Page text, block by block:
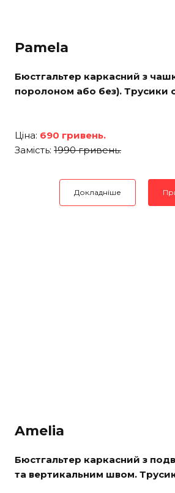
Pamela
Бюстгальтер каркасний з
поролоном або без). Трусики
Ціна: 690 гривень.
Замість: 1990 гривень.
Докладніше
Amelia
Бюстгальтер каркасний з
та вертикальним швом.